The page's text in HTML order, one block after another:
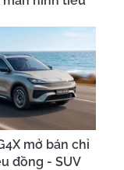
mở bán chỉ
đồng - SUV